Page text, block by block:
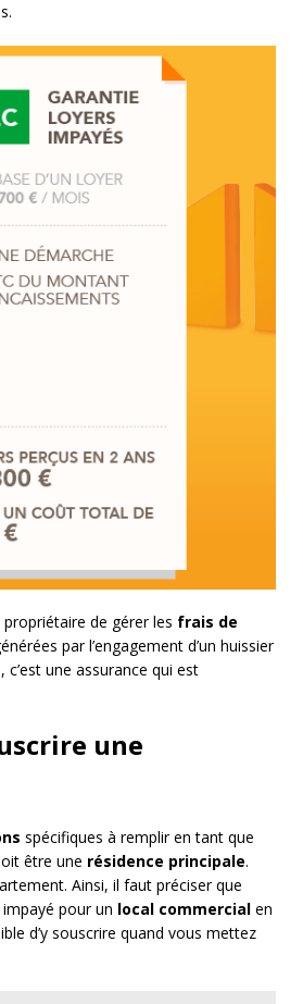
de gérer les frais de
par l’engagement d’un huissier
une assurance qui est
une
spécifiques à remplir en tant que
être une résidence principale.
Ainsi, il faut préciser que
pour un local commercial en
d’y souscrire quand vous mettez